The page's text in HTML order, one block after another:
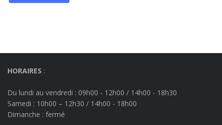
HORAIRES :
Du lundi au vendredi : 09h00 - 12h00 / 14h00 - 18h30
Samedi : 10h00 – 12h30 / 14h00 - 18h00
Dimanche : fermé